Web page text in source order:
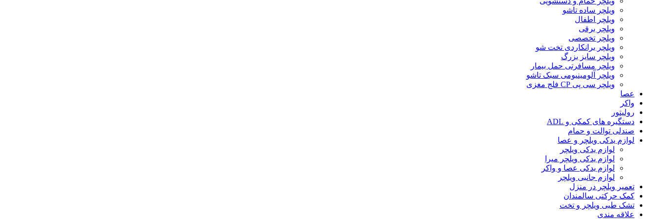
ویلچر ساده تاشو
ویلچر اطفال
ویلچر برقی
ویلچر تخصصی
ویلچر برانکاردی تخت شو
ویلچر سایز بزرگ
ویلچر مسافرتی حمل بیمار
ویلچر آلومینیومی سبک تاشو
ویلچر سی پی CP فلج مغزی
عصا
واکر
رولیتور
دستگیره های کمکی و ADL
صندلی توالت و حمام
لوازم یدکی ویلچر و عصا
لوازم یدکی ویلچر
لوازم یدکی ویلچر میرا
لوازم یدکی عصا و واکر
لوازم جانبی ویلچر
تعمیر ویلچر در منزل
کمک حرکتی سالمندان
تشک طبی ویلچر و تخت
علاقه مندی